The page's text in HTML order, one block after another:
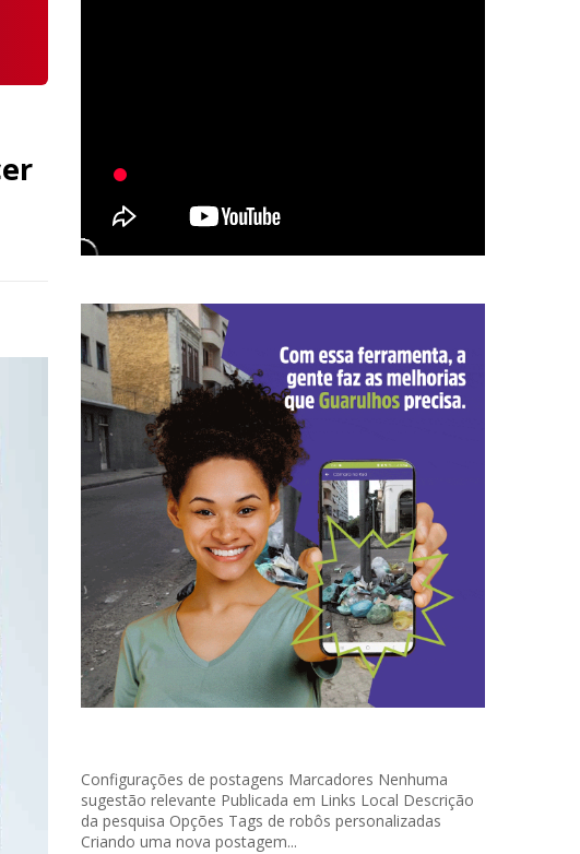
Configurações de postagens Marcadores Nenhuma
sugestão relevante Publicada em Links Local Descrição
da pesquisa Opções Tags de robôs personalizadas
Criando uma nova postagem...